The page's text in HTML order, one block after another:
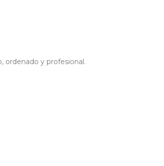
ordenado y profesional.